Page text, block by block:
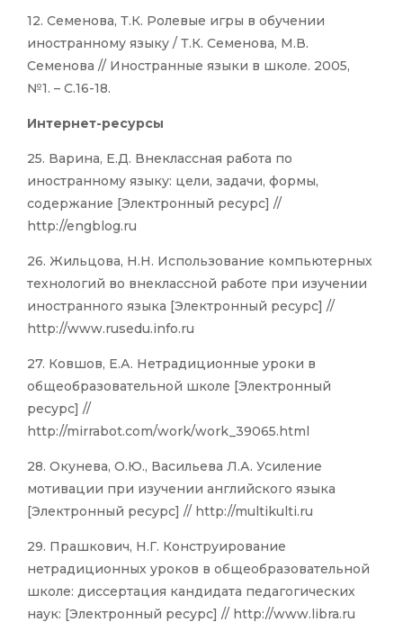
12. Семенова, Т.К. Ролевые игры в обучении
иностранному языку / Т.К. Семенова, М.В.
Семенова // Иностранные языки в школе. 2005,
№1. – С.16-18.
Интернет-ресурсы
25. Варина, Е.Д. Внеклассная работа по
иностранному языку: цели, задачи, формы,
содержание [Электронный ресурс] //
http://engblog.ru
26. Жильцова, Н.Н. Использование компьютерных
технологий во внеклассной работе при изучении
иностранного языка [Электронный ресурс] //
http://www.rusedu.info.ru
27. Ковшов, Е.А. Нетрадиционные уроки в
общеобразовательной школе [Электронный
ресурс] //
http://mirrabot.com/work/work_39065.html
28. Окунева, О.Ю., Васильева Л.А. Усиление
мотивации при изучении английского языка
[Электронный ресурс] // http://multikulti.ru
29. Прашкович, Н.Г. Конструирование
нетрадиционных уроков в общеобразовательной
школе: диссертация кандидата педагогических
наук: [Электронный ресурс] // http://www.libra.ru